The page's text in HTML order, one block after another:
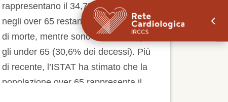
CUORE DELLA
PREVENZIONE
rappresentano il 34,7% di decessi
negli over 65 restando la prima causa
di morte, mentre sono la seconda per
gli under 65 (30,6% dei decessi). Più
di recente, l’ISTAT ha stimato che la
popolazione over 65 rappresenta il